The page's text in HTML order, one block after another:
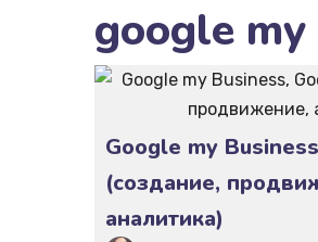
google
Google my
(создание,
аналитика)